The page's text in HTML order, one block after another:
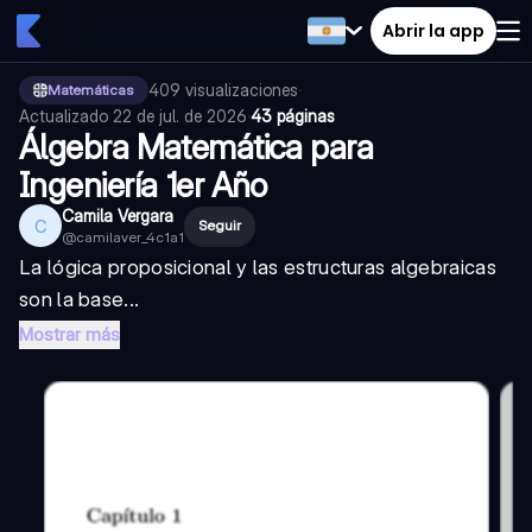
Abrir la app
Matemáticas 409 visualizaciones·
Actualizado 22 de jul. de 2026·43 páginas
Álgebra Matemática para
Ingeniería 1er Año
C Camila Vergara
@camilaver_4c1a1
Seguir
La lógica proposicional y las estructuras algebraicas
son la base...
Mostrar más